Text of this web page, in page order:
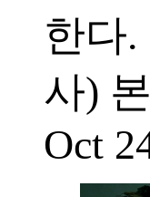
한다
사)
Oct